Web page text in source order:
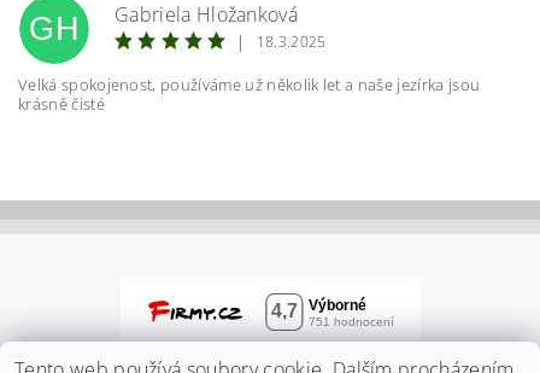
ochrany osobních údajů
GH
Gabriela Hložanková
|
18.3.2025
Velká spokojenost, používáme už několik let a naše jezírka jsou
krásně čisté